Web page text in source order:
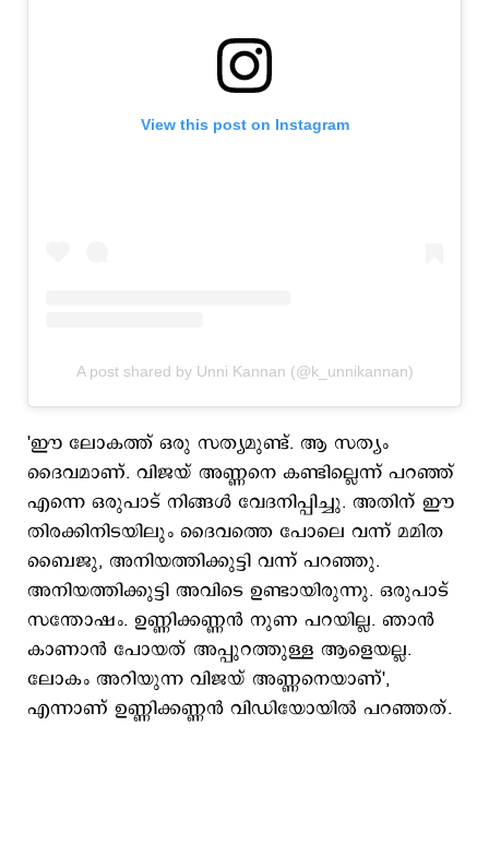
View this post on Instagram
A post shared by Unni Kannan (@k_unnikannan)
'ഈ ലോകത്ത് ഒരു സത്യമുണ്ട്. ആ സത്യം
ദൈവമാണ്. വിജയ് അണ്ണനെ കണ്ടില്ലെന്ന് പറഞ്ഞ്
എന്നെ ഒരുപാട് നിങ്ങൾ വേദനിപ്പിച്ചു. അതിന് ഈ
തിരക്കിനിടയിലും ദൈവത്തെ പോലെ വന്ന് മമിത
ബൈജു, അനിയത്തിക്കുട്ടി വന്ന് പറഞ്ഞു.
അനിയത്തിക്കുട്ടി അവിടെ ഉണ്ടായിരുന്നു. ഒരുപാട്
സന്തോഷം. ഉണ്ണിക്കണ്ണൻ നുണ പറയില്ല. ഞാൻ
കാണാൻ പോയത് അപ്പുറത്തുള്ള ആളെയല്ല.
ലോകം അറിയുന്ന വിജയ് അണ്ണനെയാണ്',
എന്നാണ് ഉണ്ണിക്കണ്ണന്‍ വിഡിയോയില്‍ പറഞ്ഞത്.